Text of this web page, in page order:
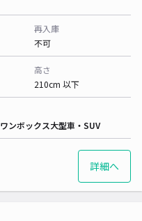
再入庫
不可
高さ
210cm 以下
ワンボックス大型車・SUV
詳細へ